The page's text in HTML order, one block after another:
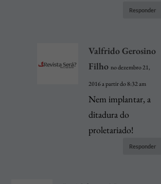
Responder
Valfrido Gerosino
Filho no dezembro 21,
2016 a partir do 8:32 am
Nem implantar, a
ditadura do
proletariado!
Responder